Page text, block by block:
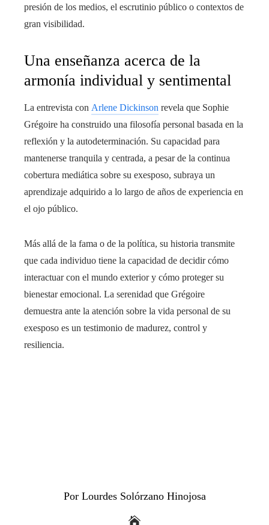
presión de los medios, el escrutinio público o contextos de
gran visibilidad.
Una enseñanza acerca de la
armonía individual y sentimental
La entrevista con Arlene Dickinson revela que Sophie
Grégoire ha construido una filosofía personal basada en la
reflexión y la autodeterminación. Su capacidad para
mantenerse tranquila y centrada, a pesar de la continua
cobertura mediática sobre su exesposo, subraya un
aprendizaje adquirido a lo largo de años de experiencia en
el ojo público.
Más allá de la fama o de la política, su historia transmite
que cada individuo tiene la capacidad de decidir cómo
interactuar con el mundo exterior y cómo proteger su
bienestar emocional. La serenidad que Grégoire
demuestra ante la atención sobre la vida personal de su
exesposo es un testimonio de madurez, control y
resiliencia.
Por Lourdes Solórzano Hinojosa